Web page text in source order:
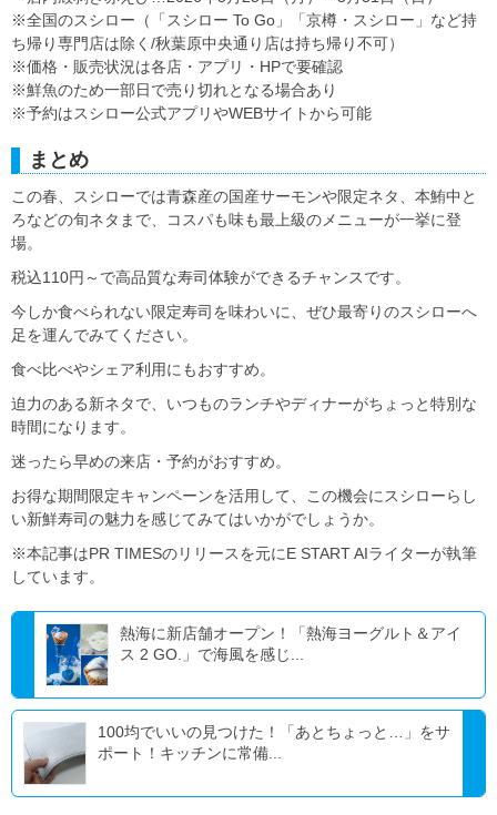
※全国のスシロー（「スシロー To Go」「京樽・スシロー」など持
ち帰り専門店は除く/秋葉原中央通り店は持ち帰り不可）
※価格・販売状況は各店・アプリ・HPで要確認
※鮮魚のため一部日で売り切れとなる場合あり
※予約はスシロー公式アプリやWEBサイトから可能
まとめ
この春、スシローでは青森産の国産サーモンや限定ネタ、本鮪中と
ろなどの旬ネタまで、コスパも味も最上級のメニューが一挙に登
場。
税込110円～で高品質な寿司体験ができるチャンスです。
今しか食べられない限定寿司を味わいに、ぜひ最寄りのスシローへ
足を運んでみてください。
食べ比べやシェア利用にもおすすめ。
迫力のある新ネタで、いつものランチやディナーがちょっと特別な
時間になります。
迷ったら早めの来店・予約がおすすめ。
お得な期間限定キャンペーンを活用して、この機会にスシローらし
い新鮮寿司の魅力を感じてみてはいかがでしょうか。
※本記事はPR TIMESのリリースを元にE START AIライターが執筆
しています。
熱海に新店舗オープン！「熱海ヨーグルト＆アイ
ス 2 GO.」で海風を感じ...
100均でいいの見つけた！「あとちょっと…」をサ
ポート！キッチンに常備...